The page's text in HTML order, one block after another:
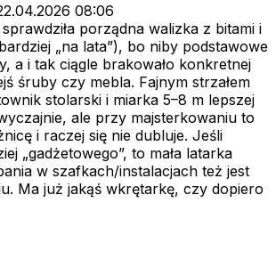
08:06
porządna walizka z bitami i
„na lata”), bo niby podstawowe
a i tak ciągle brakowało konkretnej
śruby czy mebla. Fajnym strzałem
stolarski i miarka 5–8 m lepszej
ale przy majsterkowaniu to
i raczej się nie dubluje. Jeśli
„gadżetowego”, to mała latarka
w szafkach/instalacjach też jest
Ma już jakąś wkrętarkę, czy dopiero